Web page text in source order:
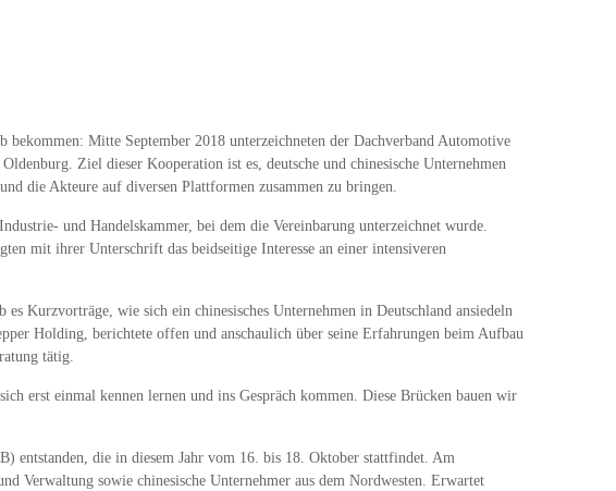
Mitte September 2018 unterzeichneten der Dachverband Automotive
Ziel dieser Kooperation ist es, deutsche und chinesische Unternehmen
die Akteure auf diversen Plattformen zusammen zu bringen.
und Handelskammer, bei dem die Vereinbarung unterzeichnet wurde.
mit ihrer Unterschrift das beidseitige Interesse an einer intensiveren
Kurzvorträge, wie sich ein chinesisches Unternehmen in Deutschland ansiedeln
Holding, berichtete offen und anschaulich über seine Erfahrungen beim Aufbau
tätig.
erst einmal kennen lernen und ins Gespräch kommen. Diese Brücken bauen wir
entstanden, die in diesem Jahr vom 16. bis 18. Oktober stattfindet. Am
Verwaltung sowie chinesische Unternehmer aus dem Nordwesten. Erwartet